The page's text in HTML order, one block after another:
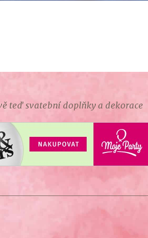
teď svatební doplňky a dekorace